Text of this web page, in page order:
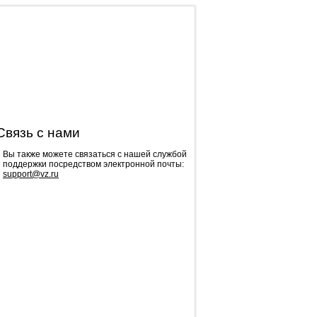
с нами
Вы также можете связаться с нашей службой
поддержки поcредством электронной почты:
support@vz.ru